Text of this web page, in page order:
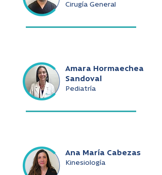
Cirugía General
Amara Hormaechea
Sandoval
Pediatría
Ana María Cabezas
Kinesiología